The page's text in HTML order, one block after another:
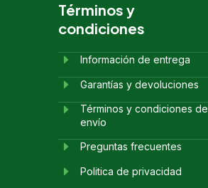
Términos y
condiciones
Información de entrega
Garantías y devoluciones
Términos y condiciones de
envío
Preguntas frecuentes
Politica de privacidad